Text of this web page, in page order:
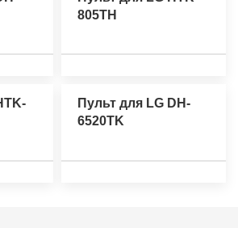
805TH
Пульт для LG DH-
6520TK